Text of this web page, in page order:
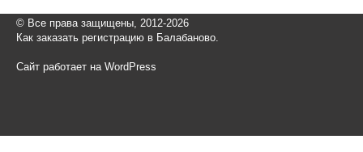
© Все права защищены, 2012-2026
Как заказать регистрацию в Балабаново.
Сайт работает на WordPress